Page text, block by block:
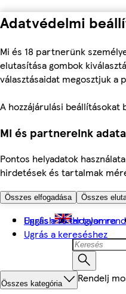
Adatvédelmi
Mi és 18 partnerünk
elutasítása gombok
választásaidat megosztjuk a
A hozzájárulási
Mi és partnereink
Pontos helyadatok
hirdetések és tartalmak
Összes elfogadása Összes
Ugrás a fő tartalomra
Ugrás a kereséshez
English Hogyan
Összes kategória Rendelj